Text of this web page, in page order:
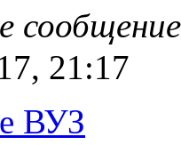
21:17
ВУЗ